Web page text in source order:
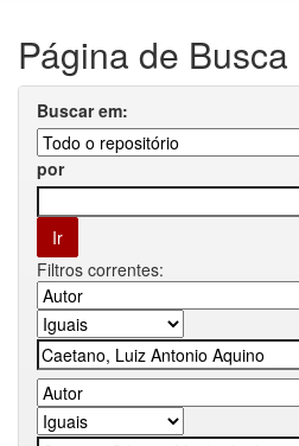
Página de Busca
Buscar em:
por
Filtros correntes: